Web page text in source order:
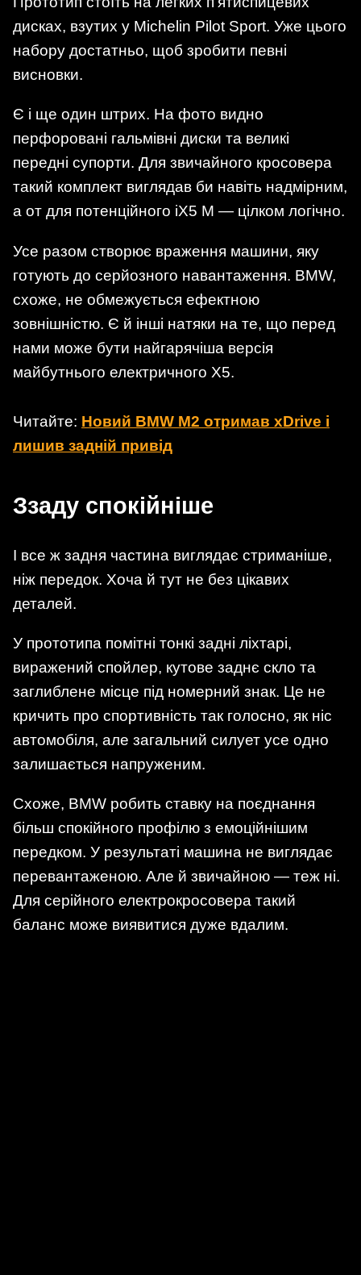
дисках, взутих у Michelin Pilot Sport. Уже цього
набору достатньо, щоб зробити певні
висновки.
Є і ще один штрих. На фото видно
перфоровані гальмівні диски та великі
передні супорти. Для звичайного кросовера
такий комплект виглядав би навіть надмірним,
а от для потенційного iX5 M — цілком логічно.
Усе разом створює враження машини, яку
готують до серйозного навантаження. BMW,
схоже, не обмежується ефектною
зовнішністю. Є й інші натяки на те, що перед
нами може бути найгарячіша версія
майбутнього електричного X5.
Читайте: Новий BMW M2 отримав xDrive і
лишив задній привід
Ззаду спокійніше
І все ж задня частина виглядає стриманіше,
ніж передок. Хоча й тут не без цікавих
деталей.
У прототипа помітні тонкі задні ліхтарі,
виражений спойлер, кутове заднє скло та
заглиблене місце під номерний знак. Це не
кричить про спортивність так голосно, як ніс
автомобіля, але загальний силует усе одно
залишається напруженим.
Схоже, BMW робить ставку на поєднання
більш спокійного профілю з емоційнішим
передком. У результаті машина не виглядає
перевантаженою. Але й звичайною — теж ні.
Для серійного електрокросовера такий
баланс може виявитися дуже вдалим.